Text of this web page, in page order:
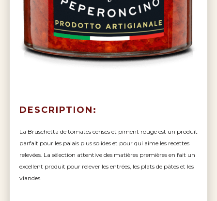
DESCRIPTION:
La Bruschetta de tomates cerises et piment rouge est un produit
parfait pour les palais plus solides et pour qui aime les recettes
relevées. La sélection attentive des matières premières en fait un
excellent produit pour relever les entrées, les plats de pâtes et les
viandes.